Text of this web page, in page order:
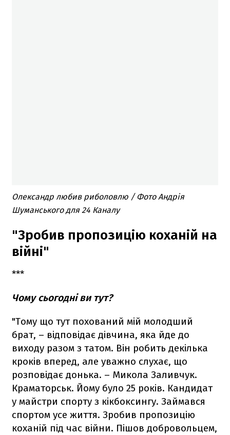
Олександр любив риболовлю / Фото Андрія
Шуманського для 24 Каналу
"Зробив пропозицію коханій на
війні"
***
Чому сьогодні ви тут?
"Тому що тут похований мій молодший
брат, – відповідає дівчина, яка йде до
виходу разом з татом. Він робить декілька
кроків вперед, але уважно слухає, що
розповідає донька. – Микола Заливчук.
Краматорськ. Йому було 25 років. Кандидат
у майстри спорту з кікбоксингу. Займався
спортом усе життя. Зробив пропозицію
коханій під час війни. Пішов добровольцем,